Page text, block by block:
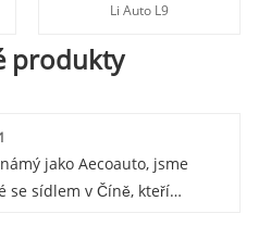
Li Auto L9
produkty
jako Aecoauto, jsme
se sídlem v Číně, kteří